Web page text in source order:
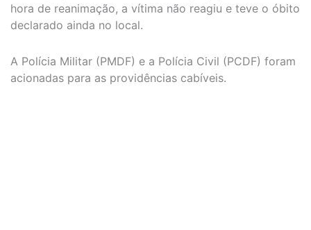
hora de reanimação, a vítima não reagiu e teve o óbito
declarado ainda no local.
A Polícia Militar (PMDF) e a Polícia Civil (PCDF) foram
acionadas para as providências cabíveis.